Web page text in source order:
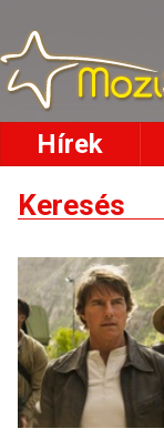
Hírek
Keresés